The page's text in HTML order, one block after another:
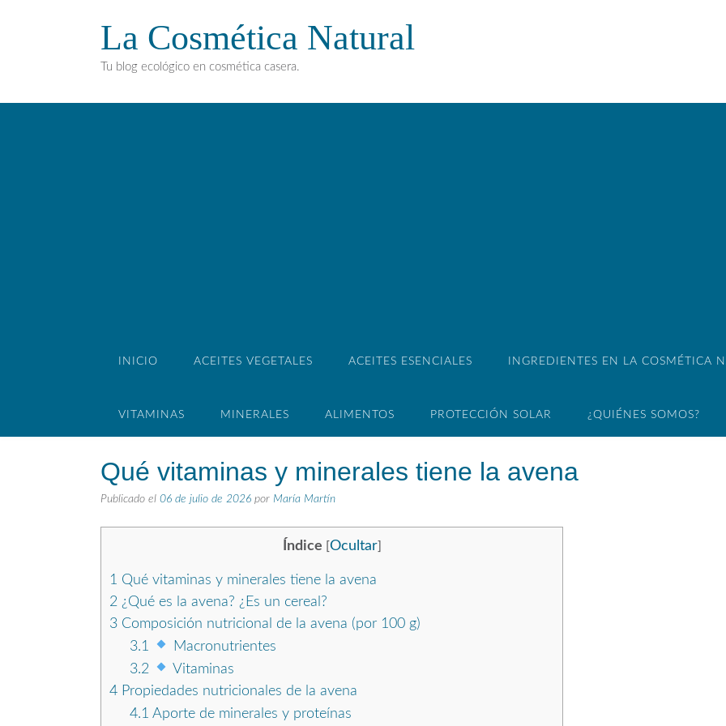
La Cosmética Natural
Tu blog ecológico en cosmética casera.
INICIO ACEITES VEGETALES ACEITES ESENCIALES INGREDIENTES EN LA COSMÉTICA
VITAMINAS MINERALES ALIMENTOS PROTECCIÓN SOLAR ¿QUIÉNES SOMOS?
Qué vitaminas y minerales tiene la avena
Publicado el 06 de julio de 2026 por María Martín
Índice [Ocultar]
1 Qué vitaminas y minerales tiene la avena
2 ¿Qué es la avena? ¿Es un cereal?
3 Composición nutricional de la avena (por 100 g)
3.1
Macronutrientes
3.2
Vitaminas
4 Propiedades nutricionales de la avena
4.1 Aporte de minerales y proteínas